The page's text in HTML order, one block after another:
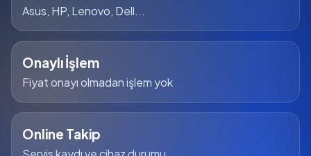
Asus, HP, Lenovo, Dell...
Onaylı İşlem
Fiyat onayı olmadan işlem yok
Online Takip